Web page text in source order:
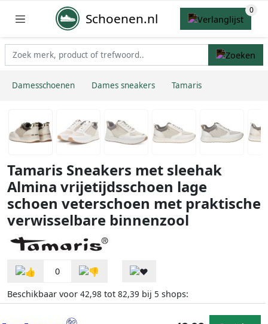
Schoenen.nl
Damesschoenen Dames sneakers Tamaris
Tamaris Sneakers met sleehak
Almina vrijetijdsschoen lage
schoen veterschoen met praktische
verwisselbare binnenzool
0
Beschikbaar voor 42,98 tot 82,39 bij 5 shops: